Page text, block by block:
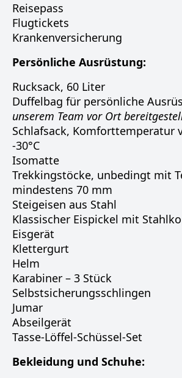
Reisepass
Flugtickets
Krankenversicherung
Persönliche Ausrüstung:
Rucksack, 60 Liter
Duffelbag für persönliche
unserem Team vor Ort
Schlafsack, Komforttemperatur
-30°C
Isomatte
Trekkingstöcke, unbedingt mit
mindestens 70 mm
Steigeisen aus Stahl
Klassischer Eispickel mit
Eisgerät
Klettergurt
Helm
Karabiner – 3 Stück
Selbstsicherungsschlingen
Jumar
Abseilgerät
Tasse-Löffel-Schüssel-Set
Bekleidung und Schuhe: